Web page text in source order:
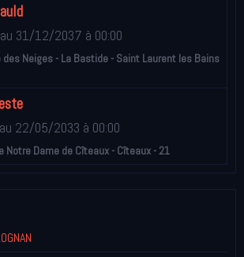
au 31/12/2037 à 00:00
des Neiges - La Bastide - Saint Laurent les Bains
au 22/05/2033 à 00:00
Notre Dame de Cîteaux - Cîteaux - 21